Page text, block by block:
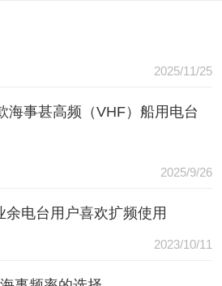
2025/11/25
海事甚高频（VHF）船用电台
2025/9/26
电台用户喜欢扩频使用
2023/10/11